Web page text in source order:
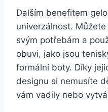
Dalším ‍benefitem
univerzálnost.
svým potřebám a
obuvi, jako jsou
formální boty. ‍Díky
designu si nemusíte
vám​ vadily​ nebo